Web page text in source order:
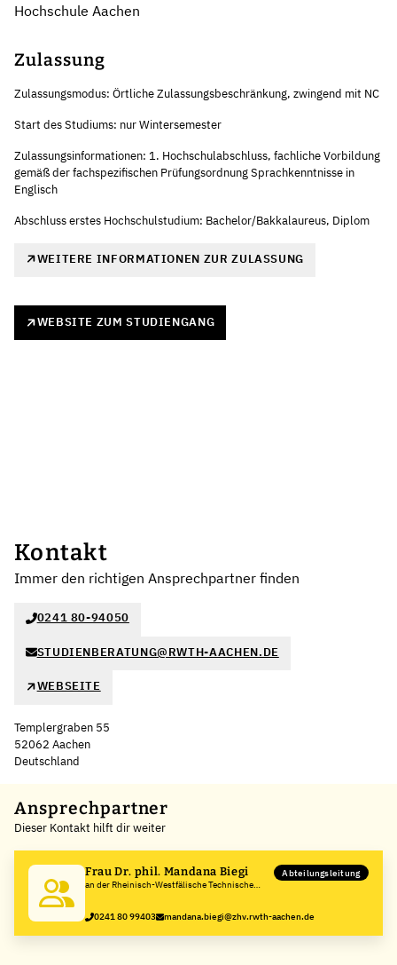
Hochschule Aachen
Zulassung
Zulassungsmodus: Örtliche Zulassungsbeschränkung, zwingend mit NC
Start des Studiums: nur Wintersemester
Zulassungsinformationen: 1. Hochschulabschluss, fachliche Vorbildung
gemäß der fachspezifischen Prüfungsordnung Sprachkenntnisse in
Englisch
Abschluss erstes Hochschulstudium: Bachelor/Bakkalaureus, Diplom
WEITERE INFORMATIONEN ZUR ZULASSUNG
WEBSITE ZUM STUDIENGANG
Kontakt
Immer den richtigen Ansprechpartner finden
0241 80-94050
STUDIENBERATUNG@RWTH-AACHEN.DE
WEBSEITE
Templergraben 55
52062 Aachen
Deutschland
+
−
Ansprechpartner
Dieser Kontakt hilft dir weiter
Frau Dr. phil. Mandana Biegi
an der Rheinisch-Westfälische Technische
Abteilungsleitung
0241 80 99403 mandana.biegi@zhv.rwth-aachen.de